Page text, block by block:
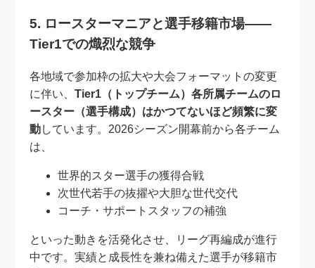
5. ロースターマニアと選手移籍市場——
Tier1での熾烈な競争
各地域で参加枠の拡大や大会フォーマットの変更
に伴い、Tier1（トップチーム）各所属チームのロ
ースター（選手構成）はかつてないほど頻繁に変
動しています。2026シーズン開幕前から各チーム
は、
世界的スター選手の獲得合戦
次世代若手の抜擢や大胆な世代交代
コーチ・サポートスタッフの補強
といった動きを活発化させ、リーグ再編成が進行
中です。実績と成長性を兼ね備えた選手が移籍市